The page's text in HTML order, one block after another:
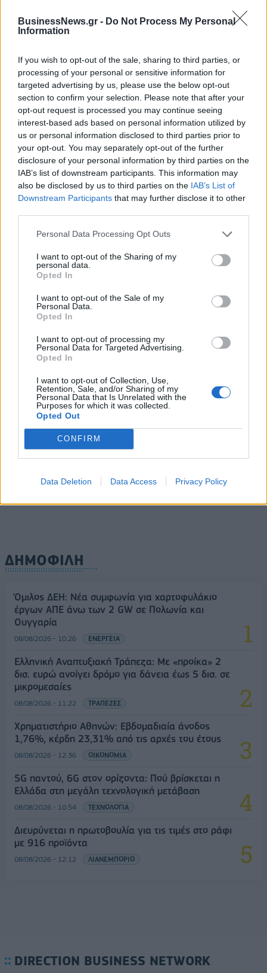
BusinessNews.gr - Do Not Process My Personal
Information
If you wish to opt-out of the sale, sharing to third parties, or
processing of your personal or sensitive information for
targeted advertising by us, please use the below opt-out
section to confirm your selection. Please note that after your
opt-out request is processed you may continue seeing
interest-based ads based on personal information utilized by
us or personal information disclosed to third parties prior to
your opt-out. You may separately opt-out of the further
disclosure of your personal information by third parties on the
IAB’s list of downstream participants. This information may
also be disclosed by us to third parties on the IAB’s List of
Downstream Participants that may further disclose it to other
Personal Data Processing Opt Outs
I want to opt-out of the Sharing of my
personal data.
Opted In
I want to opt-out of the Sale of my
Personal Data.
Opted In
I want to opt-out of processing my
Personal Data for Targeted Advertising.
Opted In
I want to opt-out of Collection, Use,
Retention, Sale, and/or Sharing of my
Personal Data that Is Unrelated with the
Purposes for which it was collected.
Opted Out
CONFIRM
Data Deletion Data Access Privacy Policy
κανόνες για επενδύσεις, νησιά και προορισμούς υπό
08/08/2026 - 13:21 ΤΟΥΡΙΣΜΟΣ
Υπουργείο Εργασίας: Ο “χάρτης” των πληρωμών
από τον e-ΕΦΚΑ και τη ΔΥΠΑ έως τις 14 Αυγούστου
08/08/2026 - 12:58 ΟΙΚΟΝΟΜΙΑ
Οι Hamilton Reserve Bank και SEE Capital
Hamilton Ltd. συνάπτουν συμφωνία υπηρεσιών
μάρκετινγκ
08/08/2026 - 13:44 ΕΠΙΧΕΙΡΗΣΕΙΣ
Χρηματιστήριο Αθηνών: Εβδομαδιαία άνοδος
με 916 προϊόντα
08/08/2026 - 12:12
Health Monitoring: Η εθνική υποδομή για την
αξιοποίηση των δεδομένων υγείας προς όφελος
των πολιτών
08/08/2026 - 11:48 ΥΓΕΙΑ
Ελληνική Αναπτυξιακή Τράπεζα: Με «προίκα» 2 δισ.
ευρώ ανοίγει δρόμο για δάνεια έως 5 δισ. σε
μικρομεσαίες
08/08/2026 - 11:22 ΤΡΑΠΕΖΕΣ
5G παντού, 6G στον ορίζοντα: Πού βρίσκεται η
Ελλάδα στη μεγάλη τεχνολογική μετάβαση
08/08/2026 - 10:54 ΤΕΧΝΟΛΟΓΙΑ
ΟΛΕΣ ΟΙ ΕΙΔΗΣΕΙΣ
ΔΗΜΟΦΙΛΗ
Όμιλος ΔΕΗ: Νέα συμφωνία για χαρτοφυλάκιο
έργων ΑΠΕ άνω των 2 GW σε Πολωνία και
Ουγγαρία
08/08/2026 - 10:26 ΕΝΕΡΓΕΙΑ
Ελληνική Αναπτυξιακή Τράπεζα: Με «προίκα» 2
δισ. ευρώ ανοίγει δρόμο για δάνεια έως 5 δισ. σε
μικρομεσαίες
08/08/2026 - 11:22 ΤΡΑΠΕΖΕΣ
Χρηματιστήριο Αθηνών: Εβδομαδιαία άνοδος
1,76%, κέρδη 23,31% από τις αρχές του έτους
08/08/2026 - 12:36 ΟΙΚΟΝΟΜΙΑ
5G παντού, 6G στον ορίζοντα: Πού βρίσκεται η
Ελλάδα στη μεγάλη τεχνολογική μετάβαση
08/08/2026 - 10:54 ΤΕΧΝΟΛΟΓΙΑ
Διευρύνεται η πρωτοβουλία για τις τιμές στο ράφι
με 916 προϊόντα
08/08/2026 - 12:12 ΛΙΑΝΕΜΠΟΡΙΟ
DIRECTION BUSINESS NETWORK